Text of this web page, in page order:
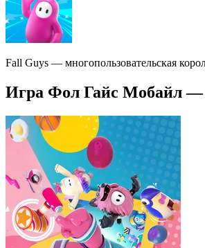
Fall Guys — многопользовательская
Игра Фол Гайс Мобайл